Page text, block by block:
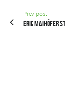
Prev post
Eric Maihöfer